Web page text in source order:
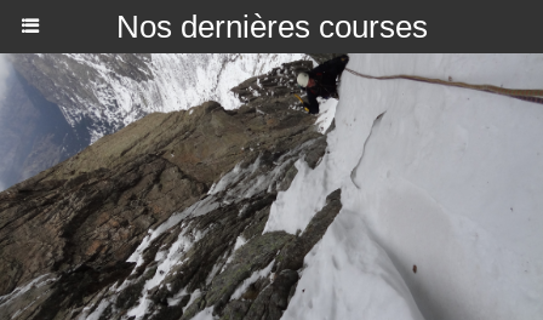
Nos dernières courses